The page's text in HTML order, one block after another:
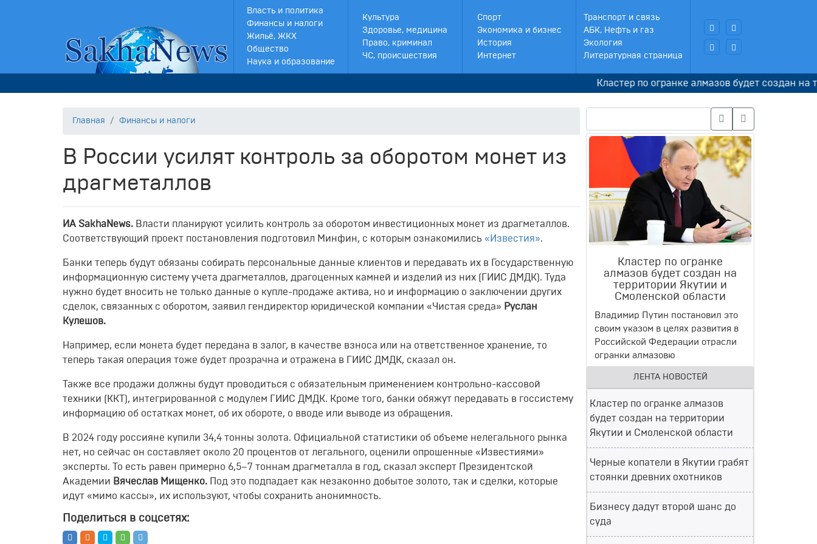
Власть и политика
Финансы и налоги
Жильё, ЖКХ
Общество
Наука и образование
Культура
Здоровье, медицина
Право, криминал
ЧС, происшествия
Спорт
Экономика и бизнес
История
Интернет
Транспорт и связь
АБК, Нефть и газ
Экология
Литературная страница
Кластер по огранке алмазов будет создан на
Главная Финансы и налоги
В России усилят контроль за оборотом монет из
драгметаллов
ИA SakhaNews. Власти планируют усилить контроль за оборотом инвестиционных монет из драгметаллов.
Соответствующий проект постановления подготовил Минфин, с которым ознакомились «Известия».
Банки теперь будут обязаны собирать персональные данные клиентов и передавать их в Государственную
информационную систему учета драгметаллов, драгоценных камней и изделий из них (ГИИС ДМДК). Туда
нужно будет вносить не только данные о купле-продаже актива, но и информацию о заключении других
сделок, связанных с оборотом, заявил гендиректор юридической компании «Чистая среда» Руслан
Кулешов.
Например, если монета будет передана в залог, в качестве взноса или на ответственное хранение, то
теперь такая операция тоже будет прозрачна и отражена в ГИИС ДМДК, сказал он.
Также все продажи должны будут проводиться с обязательным применением контрольно-кассовой
техники (ККТ), интегрированной с модулем ГИИС ДМДК. Кроме того, банки обяжут передавать в госсистему
информацию об остатках монет, об их обороте, о вводе или выводе из обращения.
В 2024 году россияне купили 34,4 тонны золота. Официальной статистики об объеме нелегального рынка
нет, но сейчас он составляет около 20 процентов от легального, оценили опрошенные «Известиями»
эксперты. То есть равен примерно 6,5–7 тоннам драгметалла в год, сказал эксперт Президентской
Академии Вячеслав Мищенко. Под это подпадает как незаконно добытое золото, так и сделки, которые
идут «мимо кассы», их используют, чтобы сохранить анонимность.
Поделиться в соцсетях:
Кластер по огранке
алмазов будет создан на
территории Якутии и
Смоленской области
Владимир Путин постановил это
своим указом в целях развития в
Российской Федерации отрасли
огранки алмазовю
ЛЕНТА НОВОСТЕЙ
Кластер по огранке алмазов
будет создан на территории
Якутии и Смоленской области
Черные копатели в Якутии грабят
стоянки древних охотников
Бизнесу дадут второй шанс до
суда